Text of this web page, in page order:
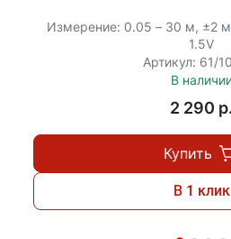
Измерение: 0.05 – 30 м, ±2
1.5V
Артикул: 61/
В
2 290 p.
Купить
В 1 клик